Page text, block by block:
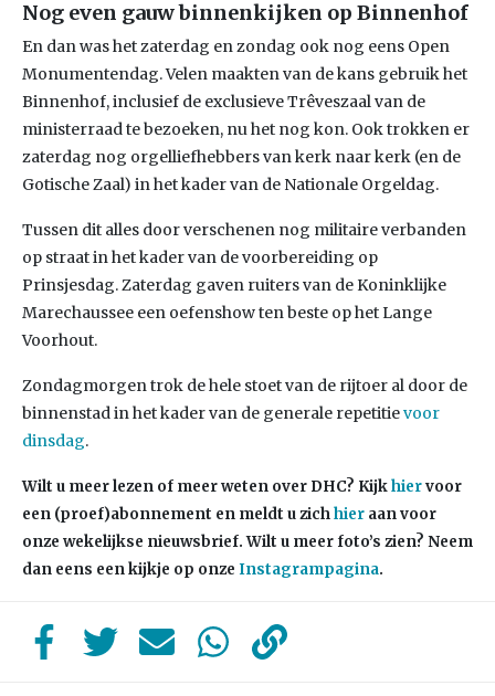
Nog even gauw binnenkijken op Binnenhof
En dan was het zaterdag en zondag ook nog eens Open
Monumentendag. Velen maakten van de kans gebruik het
Binnenhof, inclusief de exclusieve Trêveszaal van de
ministerraad te bezoeken, nu het nog kon. Ook trokken er
zaterdag nog orgelliefhebbers van kerk naar kerk (en de
Gotische Zaal) in het kader van de Nationale Orgeldag.
Tussen dit alles door verschenen nog militaire verbanden
op straat in het kader van de voorbereiding op
Prinsjesdag. Zaterdag gaven ruiters van de Koninklijke
Marechaussee een oefenshow ten beste op het Lange
Voorhout.
Zondagmorgen trok de hele stoet van de rijtoer al door de
binnenstad in het kader van de generale repetitievoor
dinsdag.
Wilt u meer lezen of meer weten over DHC? Kijkhiervoor
een (proef)abonnement en meldt u zichhier aan voor
onze wekelijkse nieuwsbrief. Wilt u meer foto’s zien? Neem
dan eens een kijkje op onze Instagrampagina.